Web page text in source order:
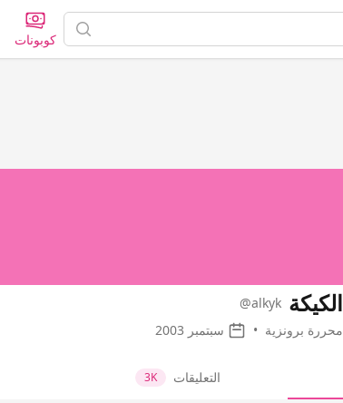
كوبونات
الكيكة @alkyk
محررة برونزية • سبتمبر 2003
التعليقات 3K